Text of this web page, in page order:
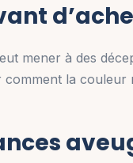
mener à des
la couleur